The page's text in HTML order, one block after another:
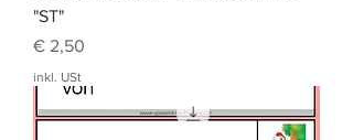
"ST"
Preis
€ 2,50
inkl. USt